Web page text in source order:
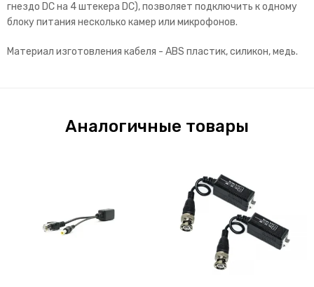
гнездо DC на 4 штекера DC), позволяет подключить к одному
блоку питания несколько камер или микрофонов.
Материал изготовления кабеля - ABS пластик, силикон, медь.
Аналогичные товары